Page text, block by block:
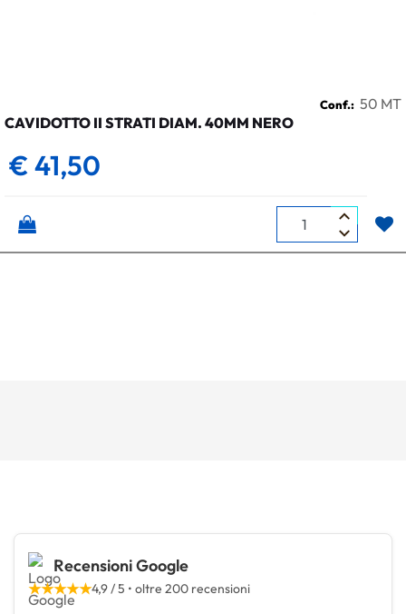
Conf.: 50 MT
CAVIDOTTO II STRATI DIAM. 40MM NERO
€ 41,50
Quantità
Recensioni Google
★★★★★4,9 / 5 • oltre 200 recensioni